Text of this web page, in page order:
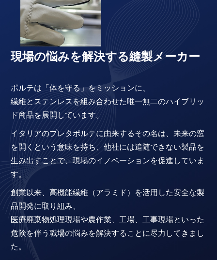
現場の悩みを解決する縫製メーカー
ポルテは「体を守る」をミッションに、
繊維とステンレスを組み合わせた唯一無二のハイブリッ
ド商品を展開しています。
イタリアのプレタポルテに由来するその名は、未来の窓
を開くという意味を持ち、他社には追随できない製品を
生み出すことで、現場のイノベーションを促進していま
す。
創業以来、高機能繊維（アラミド）を活用した安全な製
品開発に取り組み、
医療廃棄物処理現場や農作業、工場、工事現場といった
危険を伴う職場の悩みを解決することに尽力してきまし
た。